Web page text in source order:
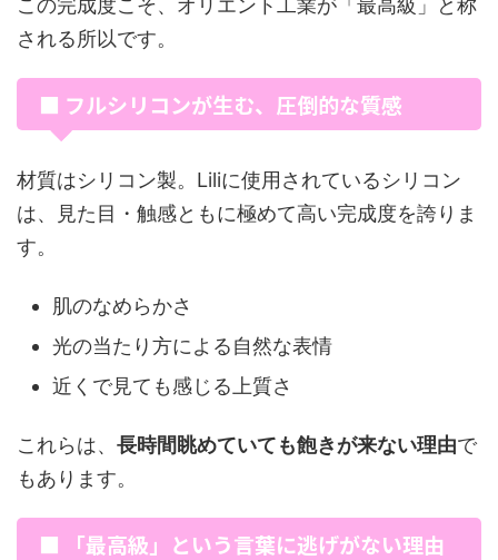
される所以です。
■ フルシリコンが生む、圧倒的な質感
材質はシリコン製。Liliに使用されているシリコン
は、見た目・触感ともに極めて高い完成度を誇りま
す。
肌のなめらかさ
光の当たり方による自然な表情
近くで見ても感じる上質さ
これらは、 長時間眺めていても飽きが来ない理由で
もあります。
■ 「最高級」という言葉に逃げがない理由